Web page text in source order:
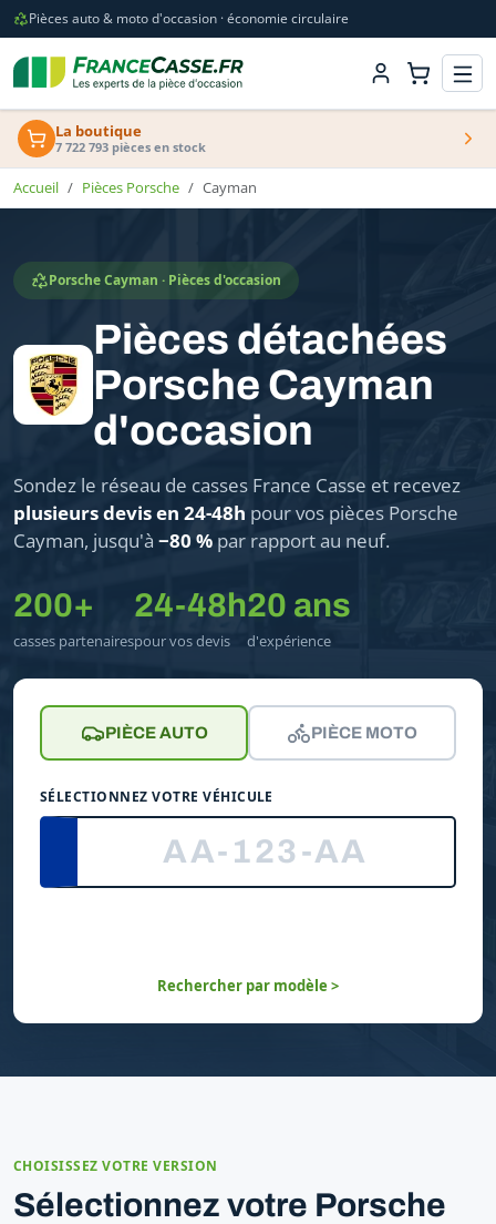
Pièces auto & moto d'occasion · économie circulaire
La boutique
7 722 793 pièces en stock
Accueil Pièces Porsche Cayman
Porsche Cayman · Pièces d'occasion
Pièces détachées
Porsche Cayman
d'occasion
Sondez le réseau de casses France Casse et recevez
plusieurs devis en 24-48h pour vos pièces Porsche
Cayman, jusqu'à −80 % par rapport au neuf.
200+
casses partenaires
24-48h
pour vos devis
20 ans
d'expérience
PIÈCE AUTO PIÈCE MOTO
SÉLECTIONNEZ VOTRE VÉHICULE
Rechercher par modèle >
CHOISISSEZ VOTRE VERSION
Sélectionnez votre Porsche